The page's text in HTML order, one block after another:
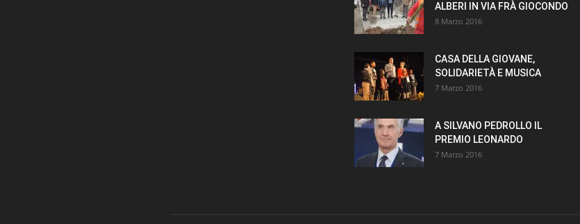
ALBERI IN VIA FRÀ GIOCONDO
8 Marzo 2016
CASA DELLA GIOVANE,
SOLIDARIETÀ E MUSICA
7 Marzo 2016
A SILVANO PEDROLLO IL
PREMIO LEONARDO
7 Marzo 2016